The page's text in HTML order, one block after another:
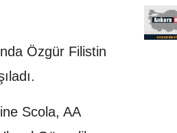
Özgür Filistin
Scola, AA